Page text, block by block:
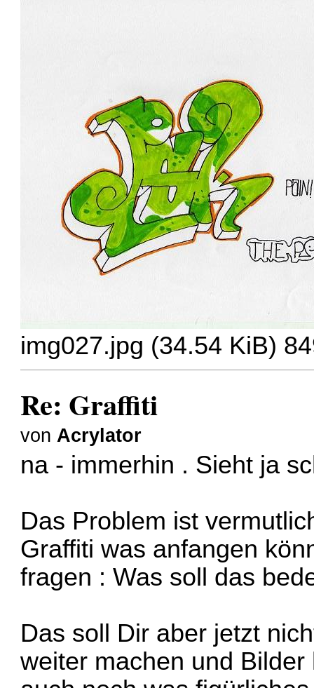
img027.jpg (34.54 KiB)
Re: Graffiti
von Acrylator
na - immerhin . Sieht ja
Das Problem ist
Graffiti was anfangen
fragen : Was soll das
Das soll Dir aber jetzt
weiter machen und